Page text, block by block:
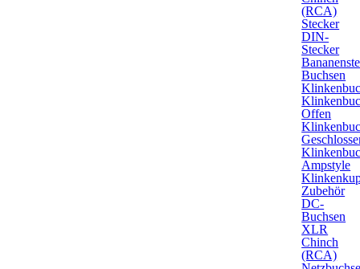
(RCA)
Stecker
DIN-
Stecker
Buchsen
Offen
Ampstyle
Zubehör
DC-
Buchsen
XLR
Chinch
(RCA)